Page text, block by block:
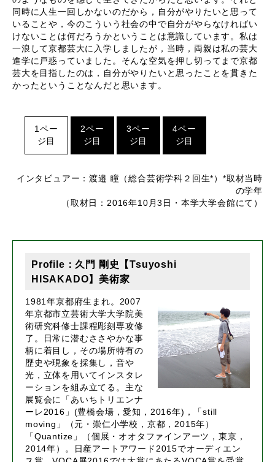
同時に人生一回しかないのだから，自分がやりたいと思って
いることや，今のこういう社会の中で自分がやらなければい
けないことは何だろうかということは意識しています。私は
一浪して京都芸大に入学しましたが，当時，両親は私の芸大
進学に戸惑っていました。そんな空気を押し切ってまで京都
芸大を目指したのは，自分がやりたいと思ったことを貫きた
かったということなんだと思います。
1ペー
ジ目
2ペー
ジ目
3ペー
ジ目
4ペー
ジ目
インタビュアー：渡邉 瞳（総合芸術学科２回生*）*取材当時
の学年
（取材日：2016年10月3日・本学大学会館にて）
Profile：久門 剛史【Tsuyoshi
HISAKADO】美術家
1981年京都府生まれ。2007
年京都市立芸術大学大学院美
術研究科修士課程彫刻専攻修
了。日常に潜むささやかな事
柄に着目し，その場所特有の
歴史や現象を採集し，音や
光，立体を用いてインスタレ
ーションを組み立てる。主な
展覧会に「あいちトリエンナ
ーレ2016」(豊橋会場，愛知，2016年)，「still
moving」（元・崇仁小学校，京都，2015年）
「Quantize」（個展・オオタファインアーツ，東京，
2014年）。日産アートアワード2015でオーディエン